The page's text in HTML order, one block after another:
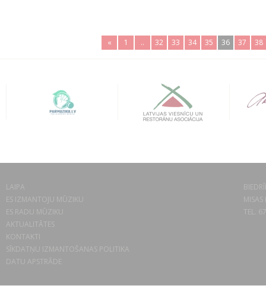
« 1 .. 32 33 34 35 36 37 38
LAIPA
ES IZMANTOJU MŪZIKU
ES RADU MŪZIKU
AKTUALITĀTES
KONTAKTI
SĪKDATŅU IZMANTOŠANAS POLITIKA
DATU APSTRĀDE
TEL.